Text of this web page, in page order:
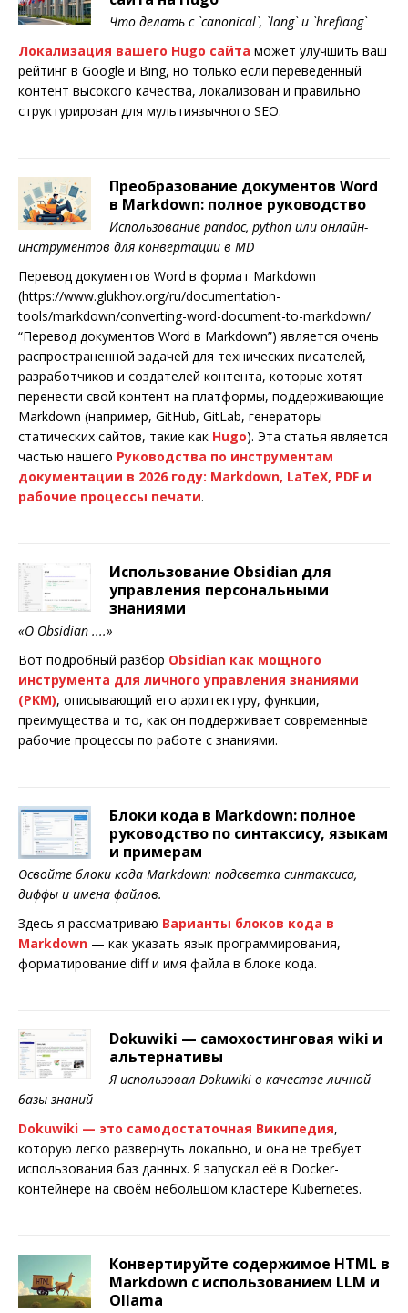
Что делать с `canonical`, `lang` и `hreflang`
Локализация вашего Hugo сайта может улучшить ваш
рейтинг в Google и Bing, но только если переведенный
контент высокого качества, локализован и правильно
структурирован для мультиязычного SEO.
Преобразование документов Word
в Markdown: полное руководство
Использование pandoc, python или онлайн-
инструментов для конвертации в MD
Перевод документов Word в формат Markdown
(https://www.glukhov.org/ru/documentation-
tools/markdown/converting-word-document-to-markdown/
“Перевод документов Word в Markdown”) является очень
распространенной задачей для технических писателей,
разработчиков и создателей контента, которые хотят
перенести свой контент на платформы, поддерживающие
Markdown (например, GitHub, GitLab, генераторы
статических сайтов, такие как Hugo). Эта статья является
частью нашего Руководства по инструментам
документации в 2026 году: Markdown, LaTeX, PDF и
рабочие процессы печати.
Использование Obsidian для
управления персональными
знаниями
«О Obsidian ....»
Вот подробный разбор Obsidian как мощного
инструмента для личного управления знаниями
(PKM), описывающий его архитектуру, функции,
преимущества и то, как он поддерживает современные
рабочие процессы по работе с знаниями.
Блоки кода в Markdown: полное
руководство по синтаксису, языкам
и примерам
Освойте блоки кода Markdown: подсветка синтаксиса,
диффы и имена файлов.
Здесь я рассматриваю Варианты блоков кода в
Markdown — как указать язык программирования,
форматирование diff и имя файла в блоке кода.
Dokuwiki — самохостинговая wiki и
альтернативы
Я использовал Dokuwiki в качестве личной
базы знаний
Dokuwiki — это самодостаточная Википедия,
которую легко развернуть локально, и она не требует
использования баз данных. Я запускал её в Docker-
контейнере на своём небольшом кластере Kubernetes.
Конвертируйте содержимое HTML в
Markdown с использованием LLM и
Ollama